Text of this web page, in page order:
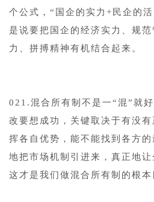
个公式，“国企的实力+民企的
是说要把国企的经济实力、规
力、拼搏精神有机结合起来。
021.混合所有制不是一“混”就
改要想成功，关键取决于有没
挥各自优势，能不能找到各方
地把市场机制引进来，真正地让
这才是我们做混合所有制的根本